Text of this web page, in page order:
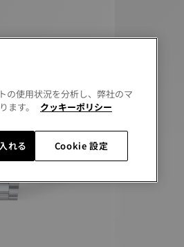
の使用状況を分析し、弊社のマ
ます。
クッキーポリシー
Cookie 設定
れる